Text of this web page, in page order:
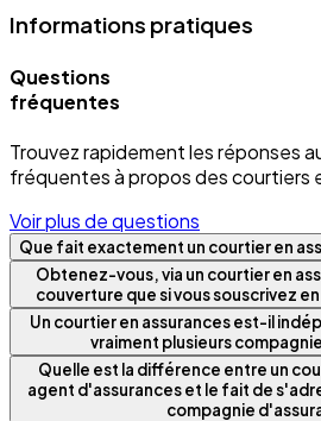
Informations pratiques
Questions
fréquentes
Trouvez rapidement les réponses
fréquentes à propos des courtiers
Voir plus de questions
Que fait exactement un courtier en
Obtenez-vous, via un courtier en
couverture que si vous souscrivez
Un courtier en assurances est-il
vraiment plusieurs
Quelle est la différence entre un
agent d'assurances et le fait de
compagnie